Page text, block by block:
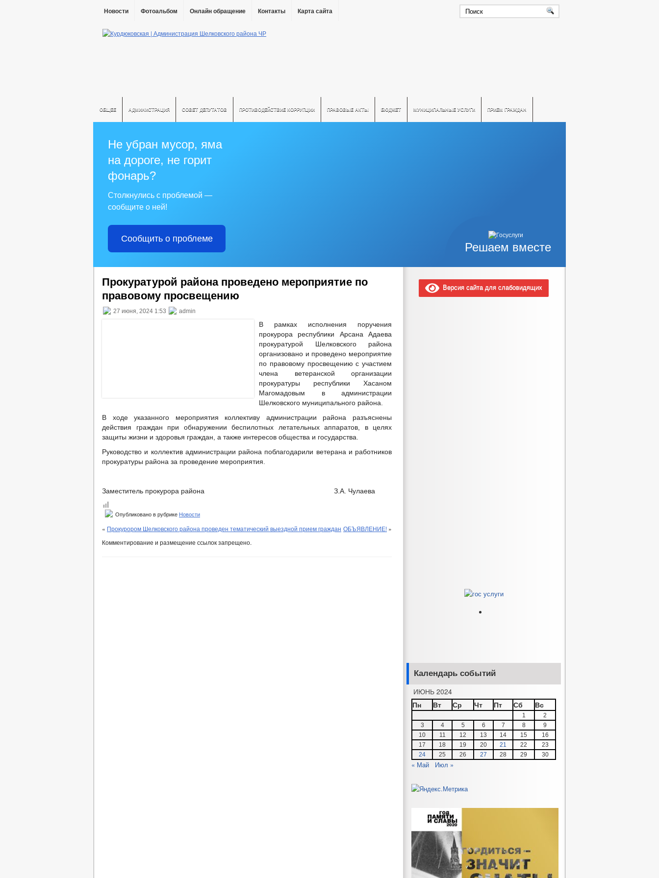
Новости Фотоальбом Онлайн обращение Контакты Карта сайта
ОБЩЕЕ АДМИНИСТРАЦИЯ СОВЕТ ДЕПУТАТОВ ПРОТИВОДЕЙСТВИЕ КОРРУПЦИИ ПРАВОВЫЕ АКТЫ БЮДЖЕТ МУНИЦИПАЛЬНЫЕ УСЛУГИ ПРИЕМ ГРАЖДАН
Решаем вместе
Не убран мусор, яма
на дороге, не горит
фонарь?
Столкнулись с проблемой —
сообщите о ней!
Сообщить о проблеме
Прокуратурой района проведено мероприятие по
правовому просвещению
27 июня, 2024 1:53 admin
В рамках исполнения поручения
прокурора республики Арсана Адаева
прокуратурой Шелковского района
организовано и проведено мероприятие
по правовому просвещению с участием
члена ветеранской организации
прокуратуры республики Хасаном
Магомадовым в администрации
Шелковского муниципального района.
В ходе указанного мероприятия коллективу администрации района разъяснены
действия граждан при обнаружении беспилотных летательных аппаратов, в целях
защиты жизни и здоровья граждан, а также интересов общества и государства.
Руководство и коллектив администрации района поблагодарили ветерана и работников
прокуратуры района за проведение мероприятия.
Заместитель прокурора района З.А. Чулаева
Опубликовано в рубрике Новости
« Прокурором Шелковского района проведен тематический выездной прием граждан ОБЪЯВЛЕНИЕ! »
Комментирование и размещение ссылок запрещено.
Версия сайта для слабовидящих
Календарь событий
ИЮНЬ 2024
Пн
Вт Ср Чт Пт Сб Вс
1
2
3
4 5 6 7 8
9
10
11 12 13 14 15
16
17
18 19 20 21 22
23
24
25 26 27 28 29 30
« Май Июл »